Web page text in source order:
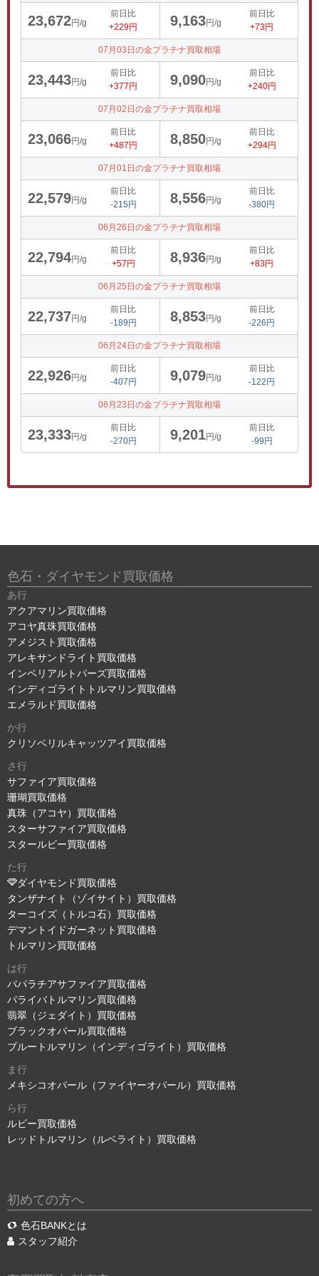
23,672円/g
前日比
+229円
9,163円/g
前日比
+73円
07月03日の金プラチナ買取相場
23,443円/g
前日比
+377円
9,090円/g
前日比
+240円
07月02日の金プラチナ買取相場
23,066円/g
前日比
+487円
8,850円/g
前日比
+294円
07月01日の金プラチナ買取相場
22,579円/g
前日比
-215円
8,556円/g
前日比
-380円
06月26日の金プラチナ買取相場
22,794円/g
前日比
+57円
8,936円/g
前日比
+83円
06月25日の金プラチナ買取相場
22,737円/g
前日比
-189円
8,853円/g
前日比
-226円
06月24日の金プラチナ買取相場
22,926円/g
前日比
-407円
9,079円/g
前日比
-122円
06月23日の金プラチナ買取相場
23,333円/g
前日比
-270円
9,201円/g
前日比
-99円
色石・ダイヤモンド買取価格
あ行
アクアマリン買取価格
アコヤ真珠買取価格
アメジスト買取価格
アレキサンドライト買取価格
インペリアルトパーズ買取価格
インディゴライトトルマリン買取価格
エメラルド買取価格
か行
クリソベリルキャッツアイ買取価格
さ行
サファイア買取価格
珊瑚買取価格
真珠（アコヤ）買取価格
スターサファイア買取価格
スタールビー買取価格
た行
ダイヤモンド買取価格
タンザナイト（ゾイサイト）買取価格
ターコイズ（トルコ石）買取価格
デマントイドガーネット買取価格
トルマリン買取価格
は行
パパラチアサファイア買取価格
パライバトルマリン買取価格
翡翠（ジェダイト）買取価格
ブラックオパール買取価格
ブルートルマリン（インディゴライト）買取価格
ま行
メキシコオパール（ファイヤーオパール）買取価格
ら行
ルビー買取価格
レッドトルマリン（ルベライト）買取価格
初めての方へ
色石BANKとは
スタッフ紹介